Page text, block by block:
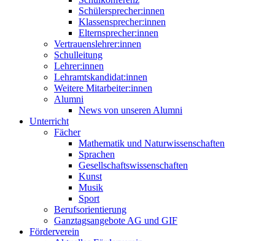
Schülersprecher:innen
Klassensprecher:innen
Elternsprecher:innen
Vertrauenslehrer:innen
Schulleitung
Lehrer:innen
Lehramtskandidat:innen
Weitere Mitarbeiter:innen
Alumni
News von unseren Alumni
Unterricht
Fächer
Mathematik und Naturwissenschaften
Sprachen
Gesellschaftswissenschaften
Kunst
Musik
Sport
Berufsorientierung
Ganztagsangebote AG und GIF
Förderverein